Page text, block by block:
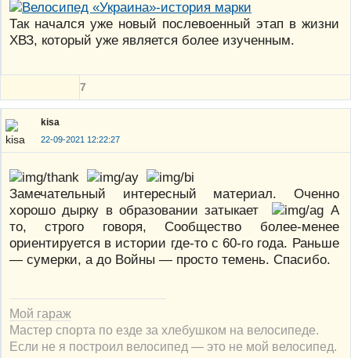
Так начался уже новый послевоенный этап в жизни
ХВЗ, который уже является более изученным.
7
kisa
22-09-2021 12:22:27
Замечательный интересный материал. Оченно
хорошо дырку в образовании затыкает
А
то, строго говоря, Сообщество более-менее
ориентируется в истории где-то с 60-го года. Раньше
— сумерки, а до Войны — просто темень. Спасибо.
Мой гараж
Мастер спорта по езде за хлебушком на велосипеде.
Если не я построил велосипед — это не мой велосипед.